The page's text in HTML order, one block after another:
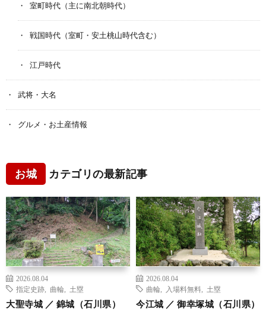
室町時代（主に南北朝時代）
戦国時代（室町・安土桃山時代含む）
江戸時代
武将・大名
グルメ・お土産情報
お城 カテゴリの最新記事
2026.08.04
指定史跡
曲輪 土塁
大聖寺城 ／ 錦城（石川県）
2026.08.04
曲輪
入場料無料 土塁
今江城 ／ 御幸塚城（石川県）